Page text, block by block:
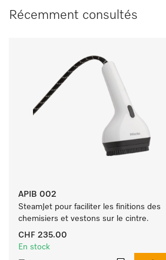
Récemment consultés
APIB 002
SteamJet pour faciliter les finitions des
chemisiers et vestons sur le cintre.
CHF 235.00
En stock